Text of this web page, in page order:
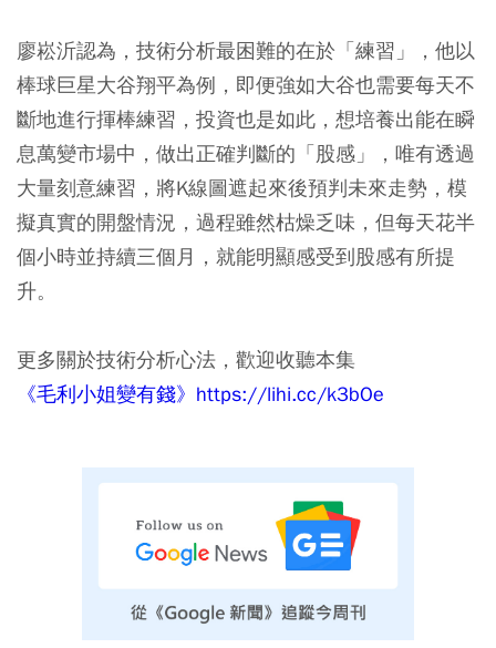
廖崧沂認為，技術分析最困難的在於「練習」，他以
棒球巨星大谷翔平為例，即便強如大谷也需要每天不
斷地進行揮棒練習，投資也是如此，想培養出能在瞬
息萬變市場中，做出正確判斷的「股感」，唯有透過
大量刻意練習，將K線圖遮起來後預判未來走勢，模
擬真實的開盤情況，過程雖然枯燥乏味，但每天花半
個小時並持續三個月，就能明顯感受到股感有所提
升。
更多關於技術分析心法，歡迎收聽本集
《毛利小姐變有錢》 https://lihi.cc/k3bOe